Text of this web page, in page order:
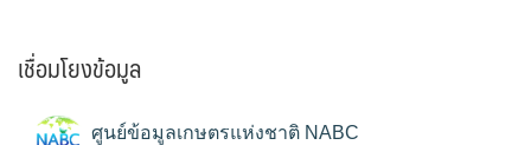
เชื่อมโยงข้อมูล
ศูนย์ข้อมูลเกษตรแห่งชาติ NABC